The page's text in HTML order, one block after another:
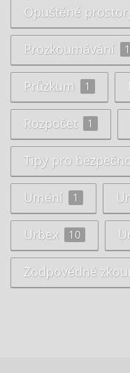
Opuštěné
Prozkoumávání 1
Průzkum 1
Rozpočet 1
Tipy pro
Umění 1
Urbex 10
Zodpovědné